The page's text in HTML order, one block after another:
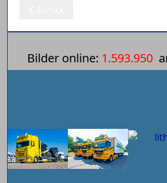
Bilder online: 1.593.950